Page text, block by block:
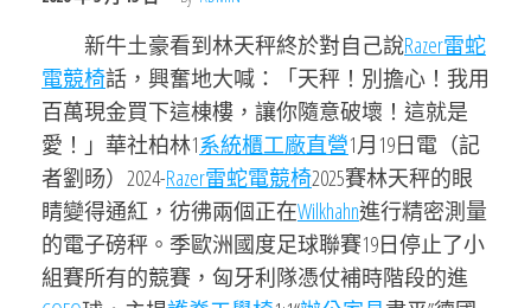
新牛土豪看到林天秤終於對自己說Razer雷蛇
電競椅話，興奮地大喊：「天秤！別擔心！我用
百萬現金買下這棟樓，讓你隨意破壞！這就是
愛！」華社柏林1系統櫃工廠直營1月19日電（記
者劉旸）2024-Razer雷蛇電競椅2025賽林天秤的眼
睛變得通紅，彷彿兩個正在Wilkhahn進行精密測量
的電子磅秤。季歐洲國度足球聯賽19日停止了小
組賽所有的競賽，匈牙利隊憑仗補時階段的進